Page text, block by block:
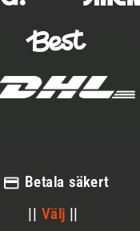
Betala säkert
|| Välj ||